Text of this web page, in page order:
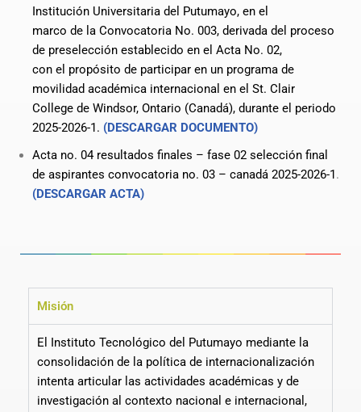
Institución Universitaria del Putumayo, en el
marco de la Convocatoria No. 003, derivada del proceso
de preselección establecido en el Acta No. 02,
con el propósito de participar en un programa de
movilidad académica internacional en el St. Clair
College de Windsor, Ontario (Canadá), durante el periodo
2025-2026-1. (DESCARGAR DOCUMENTO)
Acta no. 04 resultados finales – fase 02 selección final
de aspirantes convocatoria no. 03 – canadá 2025-2026-1.
(DESCARGAR ACTA)
Misión
El Instituto Tecnológico del Putumayo mediante la
consolidación de la política de internacionalización
intenta articular las actividades académicas y de
investigación al contexto nacional e internacional,